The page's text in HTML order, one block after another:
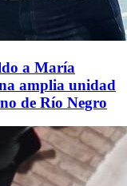
a María
amplia unidad
de Río Negro